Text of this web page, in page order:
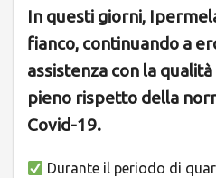
In questi giorni,
fianco, continuando a
assistenza con la
pieno rispetto della
Covid-19.
Durante il periodo di